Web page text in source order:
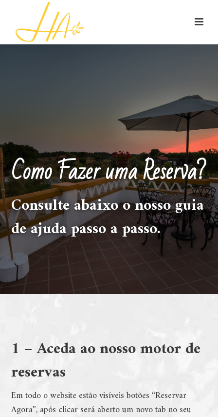
Como Fazer uma Reserva?
Consulte abaixo o nosso guia
de ajuda passo a passo.
1 – Aceda ao nosso motor de
reservas
Em todo o website estão visíveis botões “Reservar
Agora”, após clicar será aberto um novo tab no seu